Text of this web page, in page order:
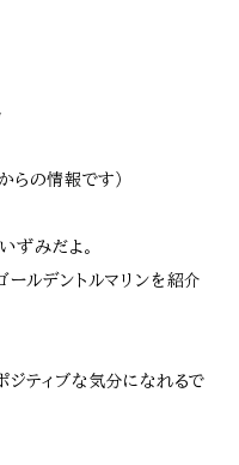
らの情報です）
ずみだよ。
ルデントルマリンを紹介
ジティブな気分になれるで